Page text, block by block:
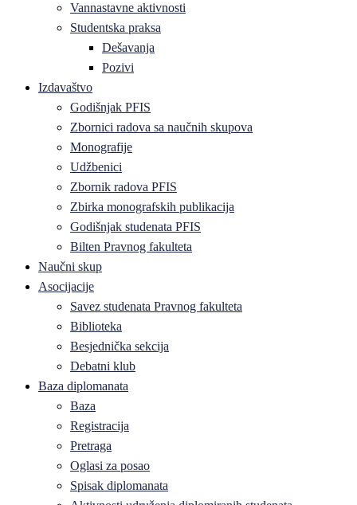
Vannastavne aktivnosti
Studentska praksa
Dešavanja
Pozivi
Izdavaštvo
Godišnjak PFIS
Zbornici radova sa naučnih skupova
Monografije
Udžbenici
Zbornik radova PFIS
Zbirka monografskih publikacija
Godišnjak studenata PFIS
Bilten Pravnog fakulteta
Naučni skup
Asocijacije
Savez studenata Pravnog fakulteta
Biblioteka
Besjednička sekcija
Debatni klub
Baza diplomanata
Baza
Registracija
Pretraga
Oglasi za posao
Spisak diplomanata